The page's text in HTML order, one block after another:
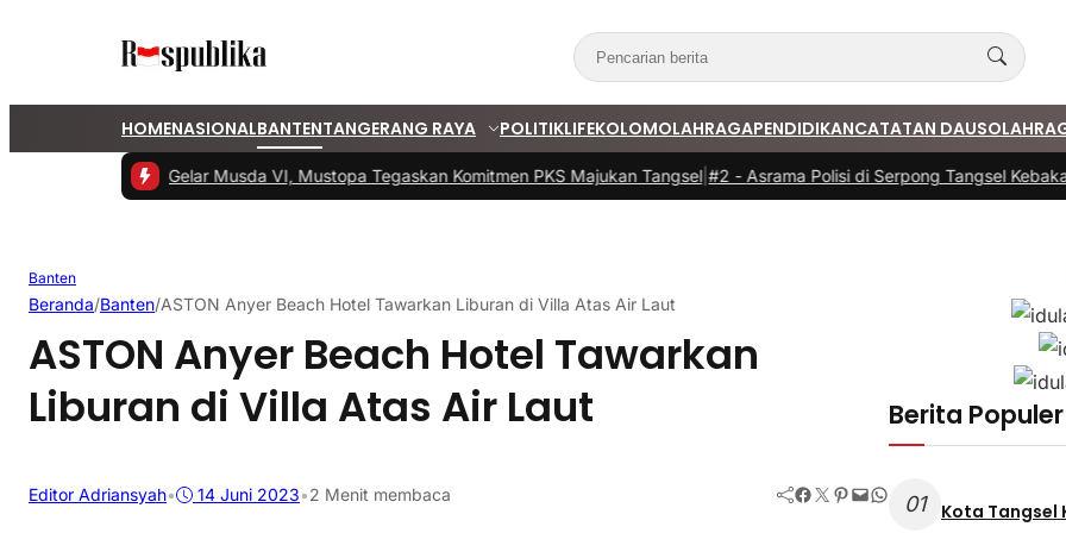
HOMENASIONALBANTENTANGERANG RAYA POLITIKLIFEKOLOMOLAHRAGAPENDIDIKANCATATAN DAUS
PKS Tangsel Gelar Musda VI, Mustopa Tegaskan Komitmen PKS Majukan Tangsel|#2 -Asrama Polisi di Serpong Tangsel
Banten
Beranda/Banten/ASTON Anyer Beach Hotel Tawarkan Liburan di Villa Atas Air Laut
ASTON Anyer Beach Hotel Tawarkan
Liburan di Villa Atas Air Laut
Editor Adriansyah• 14 Juni 2023•2 Menit membaca Facebook Twitter Pinterest Mail WhatsApp
Berita Populer
01 Kota Tangsel